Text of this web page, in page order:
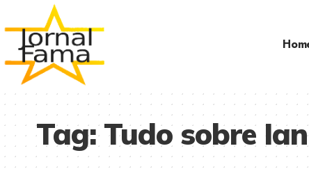
Tag:Tudo sobre